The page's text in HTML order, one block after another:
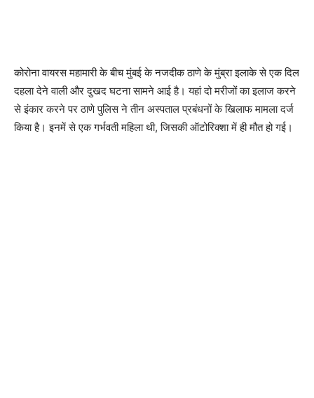
कोरोना वायरस महामारी के बीच मुंबई के नजदीक ठाणे के मुंब्रा इलाके से एक दिल
दहला देने वाली और दुखद घटना सामने आई है। यहां दो मरीजों का इलाज करने
से इंकार करने पर ठाणे पुलिस ने तीन अस्पताल प्रबंधनों के खिलाफ मामला दर्ज
किया है। इनमें से एक गर्भवती महिला थी, जिसकी ऑटोरिक्शा में ही मौत हो गई।